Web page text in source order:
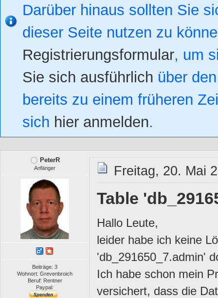
Darüber hinaus sollten Sie
dieser Seite nutzen zu
Registrierungsformular, um
Sie sich ausführlich über
bereits zu einem früheren
sich hier anmelden.
PeterR
Anfänger
Beiträge: 3
Wohnort: Grevenbroich
Beruf: Rentner
Paypal:
Freitag, 20. Mai
Table
Hallo Leute,
leider habe ich keine
'db_291650_7.admin'
Ich habe schon mein
versichert, dass die